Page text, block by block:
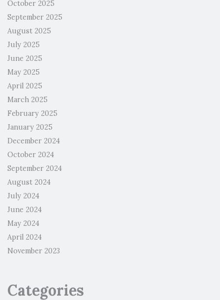
October 2025
September 2025
August 2025
July 2025
June 2025
May 2025
April 2025
March 2025
February 2025
January 2025
December 2024
October 2024
September 2024
August 2024
July 2024
June 2024
May 2024
April 2024
November 2023
Categories